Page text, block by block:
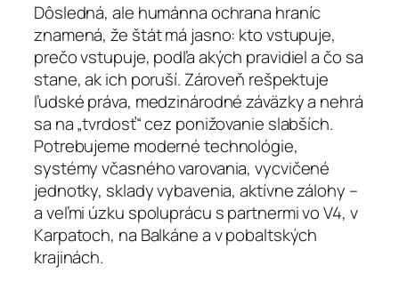
Dôsledná, ale humánna ochrana hraníc
znamená, že štát má jasno: kto vstupuje,
prečo vstupuje, podľa akých pravidiel a čo sa
stane, ak ich poruší. Zároveň rešpektuje
ľudské práva, medzinárodné záväzky a nehrá
sa na „tvrdosť“ cez ponižovanie slabších.
Potrebujeme moderné technológie,
systémy včasného varovania, vycvičené
jednotky, sklady vybavenia, aktívne zálohy –
a veľmi úzku spoluprácu s partnermi vo V4, v
Karpatoch, na Balkáne a v pobaltských
krajinách.